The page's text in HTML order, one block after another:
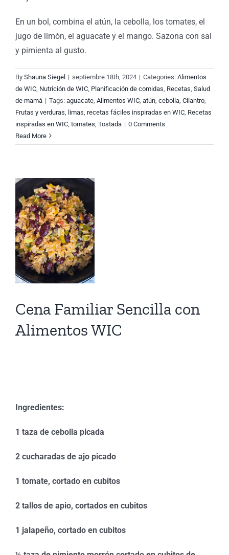
En un bol, combina el atún, la cebolla, los tomates, el
jugo de limón, el aguacate y el mango. Sazona con sal
y pimienta al gusto.
By Shauna Siegel | septiembre 18th, 2024 | Categories: Alimentos
de WIC Nutrición de WIC Planificación de comidas Recetas Salud
de mamá | Tags: aguacate Alimentos WIC atún cebolla Cilantro
Frutas y verduras limas recetas fáciles inspiradas en WIC Recetas
inspiradas en WIC tomates Tostada | 0 Comments
Read More
Cena Familiar Sencilla con
Alimentos WIC
Ingredientes:
1 taza de cebolla picada
2 cucharadas de ajo picado
1 tomate, cortado en cubitos
2 tallos de apio, cortados en cubitos
1 jalapeño, cortado en cubitos